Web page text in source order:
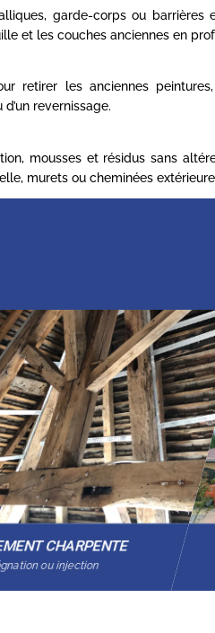
garde-corps ou barrières
et les couches anciennes en
retirer les anciennes peintures,
revernissage.
mousses et résidus sans
murets ou cheminées
CHARPENTE
ou injection